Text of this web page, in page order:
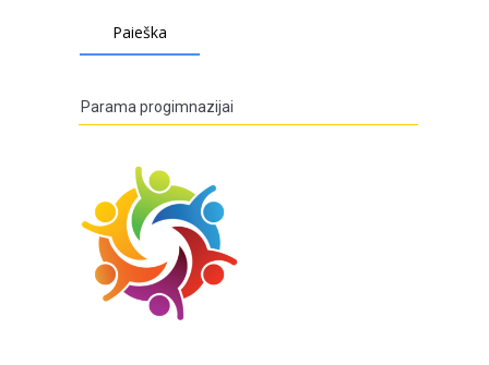
Parama progimnazijai